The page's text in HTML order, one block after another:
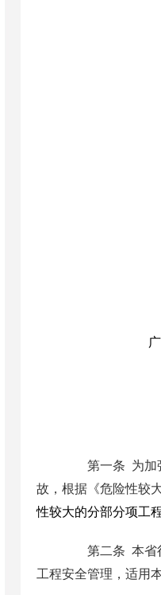
第一条 为加
故，根据《危险性较
性较大的分部分项工
第二条 本省
工程安全管理，适用